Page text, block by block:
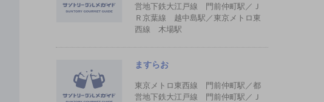
営地下鉄大江戸線 門前仲町駅／Ｊ
Ｒ京葉線 越中島駅／東京メトロ東
西線 木場駅
ますらお
東京メトロ東西線 門前仲町駅／都
営地下鉄大江戸線 門前仲町駅／Ｊ